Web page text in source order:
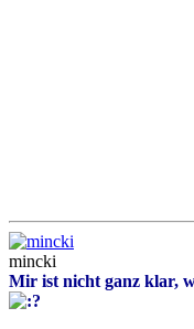
mincki
Mir ist nicht ganz klar,